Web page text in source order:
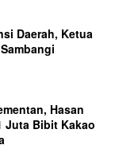
Daerah, Ketua
Hasan
Juta Bibit Kakao